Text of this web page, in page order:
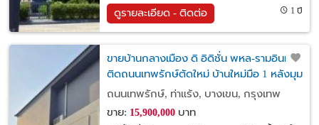
ดูรายละเอียด - ติดต่อ 1 ปี
ขายบ้านกลางเมือง ดิ อิดิชั่น พหล-รามอินทรา
ติดถนนเทพรักษ์ตัดใหม่ บ้านใหม่มือ 1 หลังมุม
พร้อมเข้าอยู่ ใกล้รถไฟฟ้า
ถนนเทพรักษ์, ท่าแร้ง, บางเขน, กรุงเทพ
ขาย: 15,900,000บาท